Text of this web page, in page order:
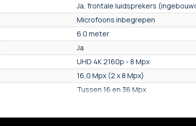
Ja, frontale luidsprekers
Microfoons inbegrepen
6.0 meter
Ja
UHD 4K 2160p - 8 Mpx
16,0 Mpx (2 x 8 Mpx)
Tussen 16 en 36 Mpx
100° tot 150°